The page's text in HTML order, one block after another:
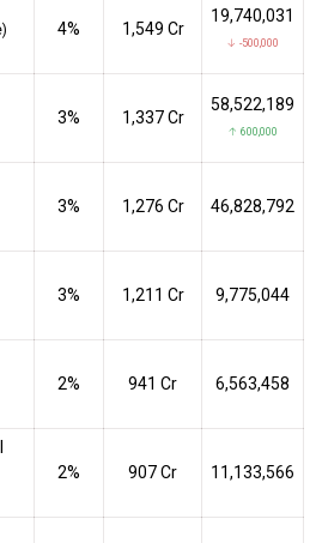
4% ₹1,549 Cr
19,740,031
↓ -500,000
3% ₹1,337 Cr
58,522,189
↑ 600,000
3% ₹1,276 Cr 46,828,792
3% ₹1,211 Cr 9,775,044
2% ₹941 Cr 6,563,458
2% ₹907 Cr 11,133,566